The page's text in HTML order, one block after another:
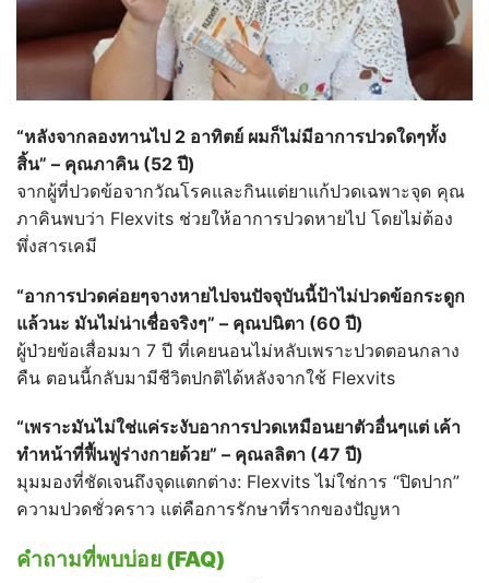
“หลังจากลองทานไป 2 อาทิตย์ ผมก็ไม่มีอาการปวดใดๆทั้ง
สิ้น” – คุณภาคิน (52 ปี)
จากผู้ที่ปวดข้อจากวัณโรคและกินแต่ยาแก้ปวดเฉพาะจุด คุณ
ภาคินพบว่า Flexvits ช่วยให้อาการปวดหายไป โดยไม่ต้อง
พึ่งสารเคมี
“อาการปวดค่อยๆจางหายไปจนปัจจุบันนี้ป้าไม่ปวดข้อกระดูก
แล้วนะ มันไม่น่าเชื่อจริงๆ” – คุณปนิตา (60 ปี)
ผู้ป่วยข้อเสื่อมมา 7 ปี ที่เคยนอนไม่หลับเพราะปวดตอนกลาง
คืน ตอนนี้กลับมามีชีวิตปกติได้หลังจากใช้ Flexvits
“เพราะมันไม่ใช่แค่ระงับอาการปวดเหมือนยาตัวอื่นๆแต่ เค้า
ทำหน้าที่ฟื้นฟูร่างกายด้วย” – คุณลลิตา (47 ปี)
มุมมองที่ชัดเจนถึงจุดแตกต่าง: Flexvits ไม่ใช่การ “ปิดปาก”
ความปวดชั่วคราว แต่คือการรักษาที่รากของปัญหา
คำถามที่พบบ่อย (FAQ)